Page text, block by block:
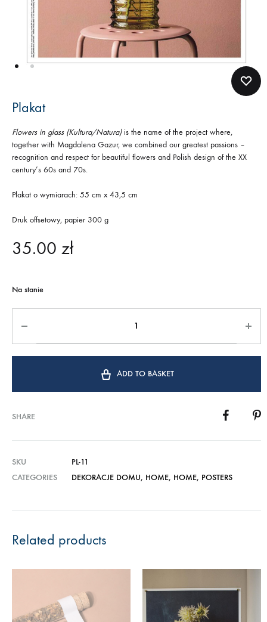
Plakat
Flowers in glass (Kultura/Natura)is the name of the project where,
together with Magdalena Gazur, we combined our greatest passions –
recognition and respect for beautiful flowers and Polish design of the XX
century’s 60s and 70s.
Plakat o wymiarach: 55 cm x 43,5 cm
Druk offsetowy, papier 300 g
35.00 zł
Na stanie
ADD TO BASKET
SHARE
SKU
PL-11
CATEGORIES
DEKORACJE DOMU, HOME, HOME, POSTERS
Related products